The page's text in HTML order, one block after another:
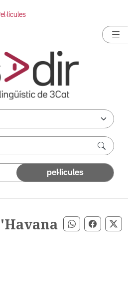
pel·lícules
Compartir